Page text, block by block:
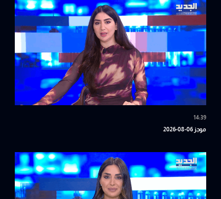
14:39
موجز 06-08-2026